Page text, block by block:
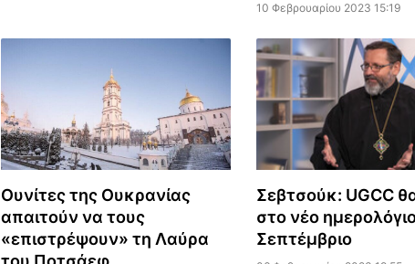
10 Φεβρουαρίου 2023 15:19
Ουνίτες της Ουκρανίας
απαιτούν να τους
«επιστρέψουν» τη Λαύρα
Σεβτσούκ: UGCC
στο νέο
Σεπτέμβριο